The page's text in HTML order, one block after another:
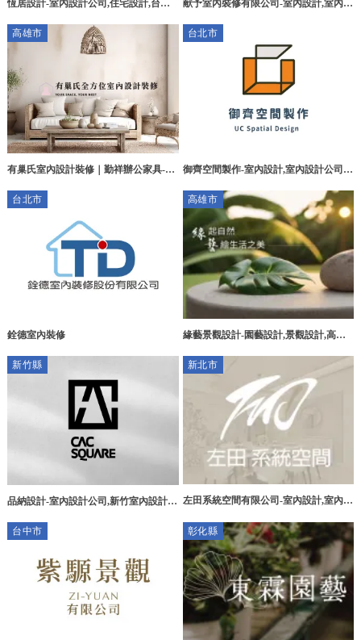
恆居設計-室內設計公司,住宅設計,台中
献予室內裝修有限公司-室內設計,室內設
高雄市
有巢氏室內設計裝修｜勤祥辦公家具-室
雅區室內設計公司
台北市
御齊空間製作-室內設計,室內設計公司,
台北市
銓德室內裝修
高雄市
緣藝景觀設計-園藝設計,景觀設計,高雄
計,仁武區景觀設計
新竹縣
品納設計-室內設計公司,新竹室內設計公
新北市
左田系統空間有限公司-室內設計,室內設
司
台中市 彰化縣